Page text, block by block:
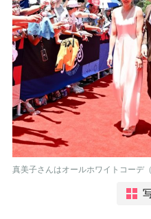
真美子さんはオールホワイトコーデ